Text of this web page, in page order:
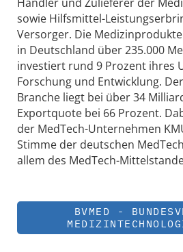
sowie Hilfsmittel-
Versorger. Die
in Deutschland über 235.000
investiert rund 9 Prozent ihres
Forschung und Entwicklung.
Branche liegt bei über 34
Exportquote bei 66 Prozent.
der MedTech-Unternehmen
Stimme der deutschen
allem des MedTech-
BVMED -